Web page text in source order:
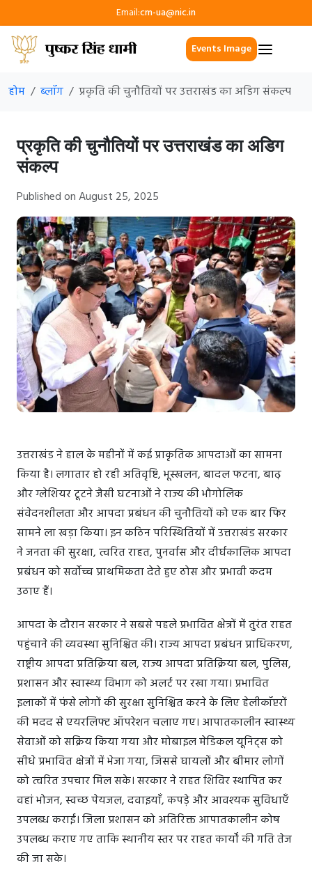
Email:cm-ua@nic.in
Events Image
होम ब्लॉग प्रकृति की चुनौतियों पर उत्तराखंड का अडिग संकल्प
प्रकृति की चुनौतियों पर उत्तराखंड का अडिग
संकल्प
Published on August 25, 2025
उत्तराखंड ने हाल के महीनों में कई प्राकृतिक आपदाओं का सामना
किया है। लगातार हो रही अतिवृष्टि, भूस्खलन, बादल फटना, बाढ़
और ग्लेशियर टूटने जैसी घटनाओं ने राज्य की भौगोलिक
संवेदनशीलता और आपदा प्रबंधन की चुनौतियों को एक बार फिर
सामने ला खड़ा किया। इन कठिन परिस्थितियों में उत्तराखंड सरकार
ने जनता की सुरक्षा, त्वरित राहत, पुनर्वास और दीर्घकालिक आपदा
प्रबंधन को सर्वोच्च प्राथमिकता देते हुए ठोस और प्रभावी कदम
उठाए हैं।
आपदा के दौरान सरकार ने सबसे पहले प्रभावित क्षेत्रों में तुरंत राहत
पहुंचाने की व्यवस्था सुनिश्चित की। राज्य आपदा प्रबंधन प्राधिकरण,
राष्ट्रीय आपदा प्रतिक्रिया बल, राज्य आपदा प्रतिक्रिया बल, पुलिस,
प्रशासन और स्वास्थ्य विभाग को अलर्ट पर रखा गया। प्रभावित
इलाकों में फंसे लोगों की सुरक्षा सुनिश्चित करने के लिए हेलीकॉप्टरों
की मदद से एयरलिफ्ट ऑपरेशन चलाए गए। आपातकालीन स्वास्थ्य
सेवाओं को सक्रिय किया गया और मोबाइल मेडिकल यूनिट्स को
सीधे प्रभावित क्षेत्रों में भेजा गया, जिससे घायलों और बीमार लोगों
को त्वरित उपचार मिल सके। सरकार ने राहत शिविर स्थापित कर
वहां भोजन, स्वच्छ पेयजल, दवाइयाँ, कपड़े और आवश्यक सुविधाएँ
उपलब्ध कराईं। जिला प्रशासन को अतिरिक्त आपातकालीन कोष
उपलब्ध कराए गए ताकि स्थानीय स्तर पर राहत कार्यों की गति तेज
की जा सके।